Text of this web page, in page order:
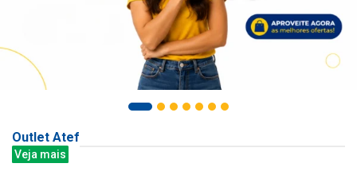
Outlet Atef
Veja mais